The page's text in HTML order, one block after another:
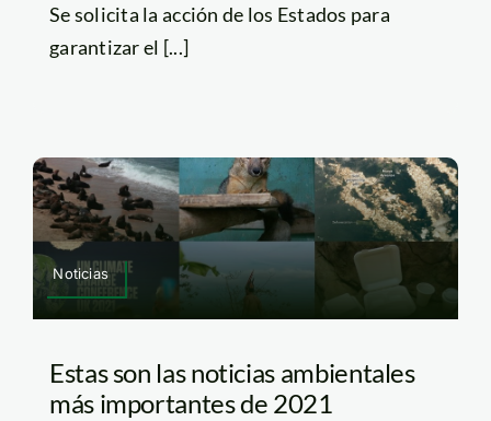
Se solicita la acción de los Estados para
garantizar el [...]
Noticias
Estas son las noticias ambientales
más importantes de 2021